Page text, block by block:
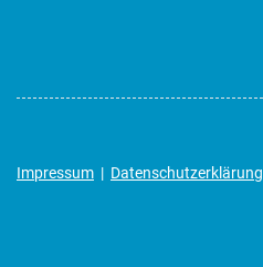
Impressum | Datenschutzerklärung